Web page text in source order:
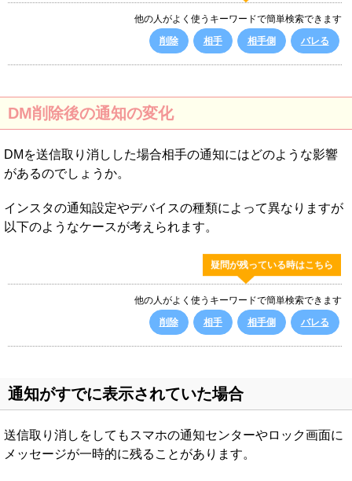
他の人がよく使うキーワードで簡単検索できます
削除
相手 相手側 バレる
DM削除後の通知の変化
DMを送信取り消しした場合相手の通知にはどのような影響
があるのでしょうか。
インスタの通知設定やデバイスの種類によって異なりますが
以下のようなケースが考えられます。
疑問が残っている時はこちら
他の人がよく使うキーワードで簡単検索できます
削除
相手 相手側 バレる
通知がすでに表示されていた場合
送信取り消しをしてもスマホの通知センターやロック画面に
メッセージが一時的に残ることがあります。